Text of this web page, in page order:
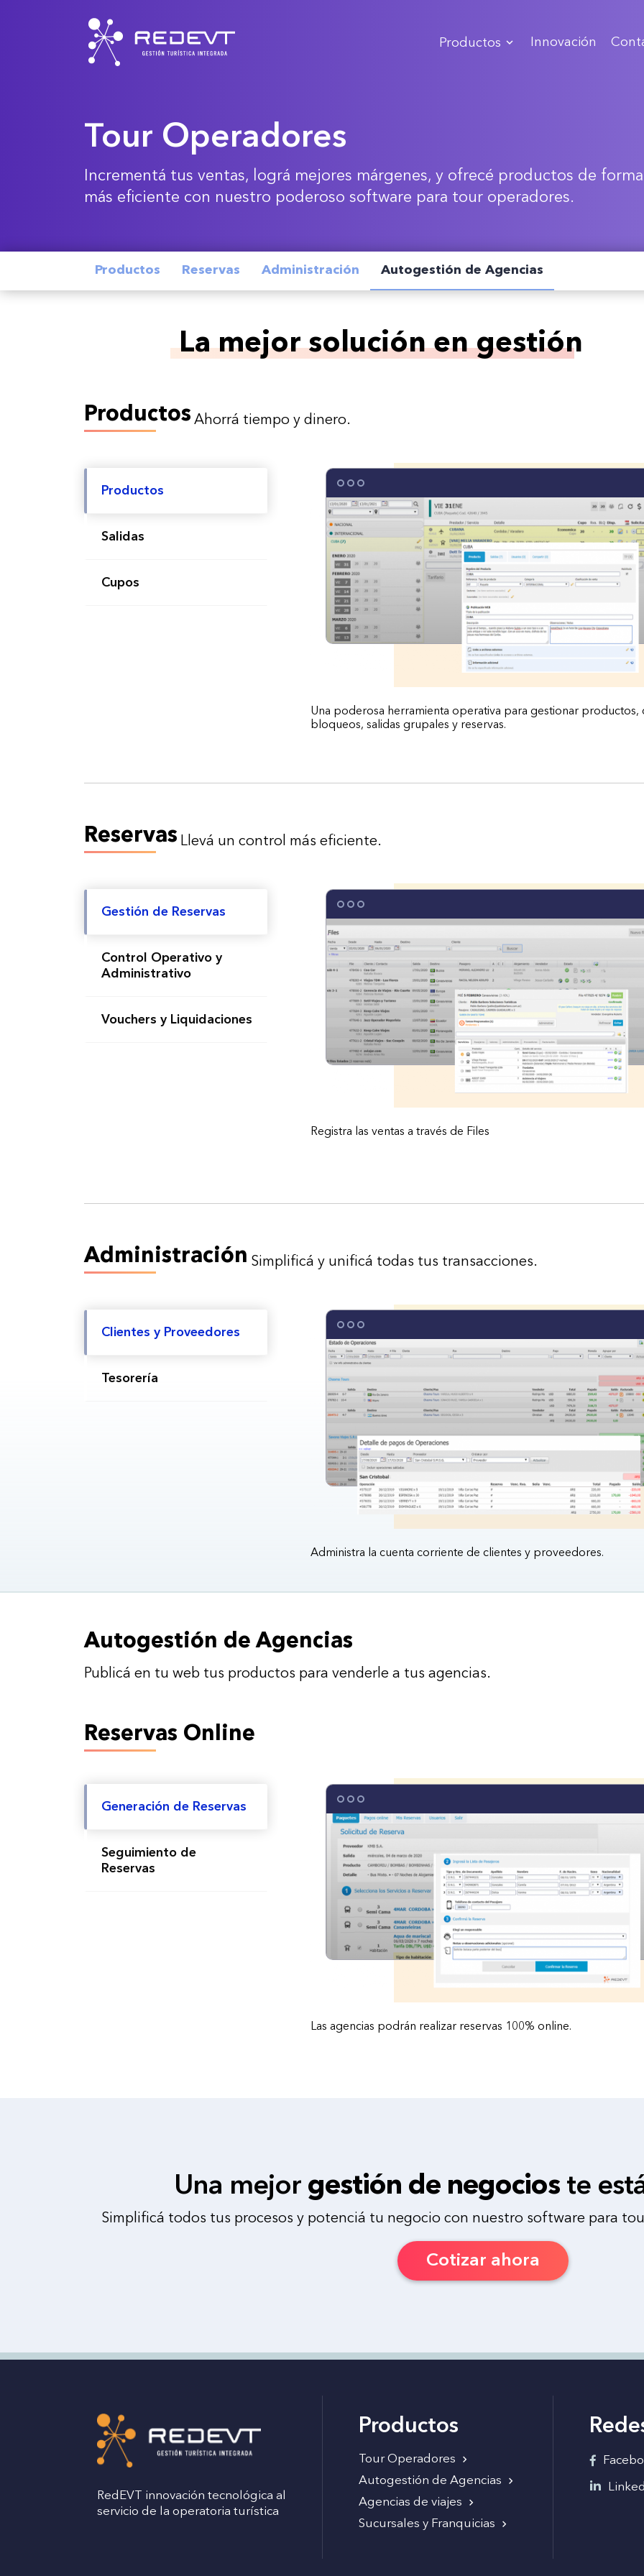
Productos Innovación
Tour Operadores
Incrementá tus ventas, lográ mejores márgenes, y ofrecé productos de forma
más eficiente con nuestro poderoso software para tour operadores.
Productos Reservas Administración Autogestión de Agencias
La mejor solución en gestión
Productos Ahorrá tiempo y dinero.
Una poderosa herramienta operativa para gestionar productos,
bloqueos, salidas grupales y reservas.
Productos
Salidas
Cupos
Reservas Llevá un control más eficiente.
Registra las ventas a través de Files
Gestión de Reservas
Control Operativo y
Administrativo
Vouchers y Liquidaciones
Administración Simplificá y unificá todas tus transacciones.
Administra la cuenta corriente de clientes y proveedores.
Clientes y Proveedores
Tesorería
Autogestión de Agencias
Publicá en tu web tus productos para venderle a tus agencias.
Reservas Online
Las agencias podrán realizar reservas 100% online.
Generación de Reservas
Seguimiento de
Reservas
Una mejor gestión de negocios te
Simplificá todos tus procesos y potenciá tu negocio con nuestro software para
Cotizar ahora
RedEVT innovación tecnológica al
servicio de la operatoria turística
Productos
Tour Operadores
Autogestión de Agencias
Agencias de viajes
Sucursales y Franquicias